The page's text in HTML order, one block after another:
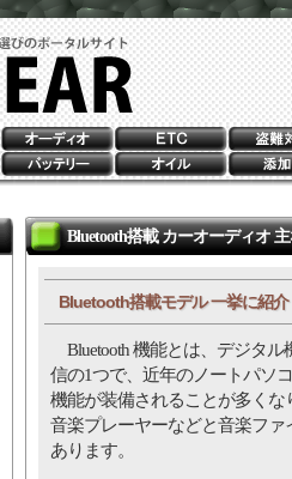
Bluetooth搭載 カーオーディオ
Bluetooth搭載モデル 一挙に紹介
Bluetooth 機能とは、デジタ
信の1つで、近年のノートパソ
機能が装備されることが多く
音楽プレーヤーなどと音楽ファ
あります。